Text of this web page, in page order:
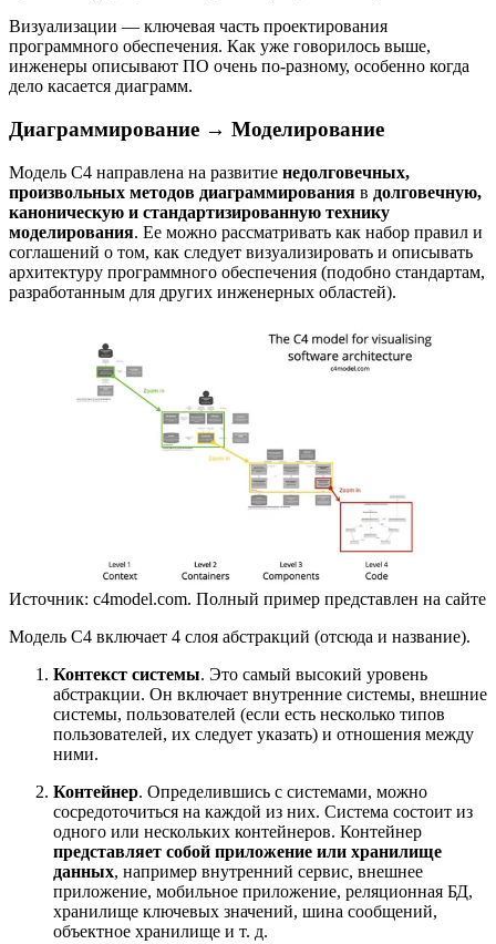
Визуализации — ключевая часть проектирования
программного обеспечения. Как уже говорилось выше,
инженеры описывают ПО очень по-разному, особенно когда
дело касается диаграмм.
Диаграммирование → Моделирование
Модель C4 направлена на развитие недолговечных,
произвольных методов диаграммирования в долговечную,
каноническую и стандартизированную технику
моделирования. Ее можно рассматривать как набор правил и
соглашений о том, как следует визуализировать и описывать
архитектуру программного обеспечения (подобно стандартам,
разработанным для других инженерных областей).
Источник: c4model.com. Полный пример представлен на сайте
Модель C4 включает 4 слоя абстракций (отсюда и название).
Контекст системы. Это самый высокий уровень
абстракции. Он включает внутренние системы, внешние
системы, пользователей (если есть несколько типов
пользователей, их следует указать) и отношения между
ними.
Контейнер. Определившись с системами, можно
сосредоточиться на каждой из них. Система состоит из
одного или нескольких контейнеров. Контейнер
представляет собой приложение или хранилище
данных, например внутренний сервис, внешнее
приложение, мобильное приложение, реляционная БД,
хранилище ключевых значений, шина сообщений,
объектное хранилище и т. д.